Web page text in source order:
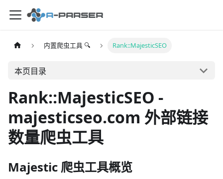
内置爬虫工具 🔍 Rank::MajesticSEO
本页目录
Rank::MajesticSEO -
majesticseo.com 外部链接
数量爬虫工具
Majestic 爬虫工具概览